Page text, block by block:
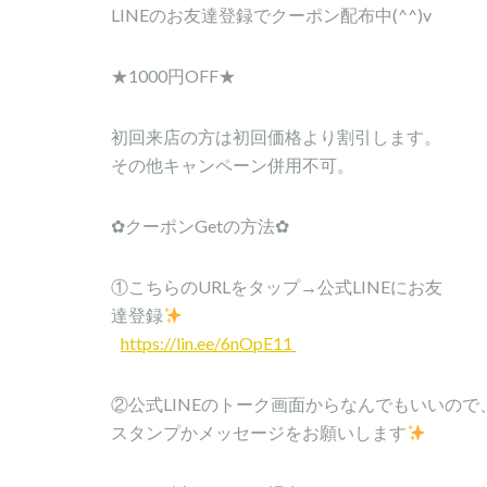
LINEのお友達登録でクーポン配布中(^^)v
★1000円OFF★
初回来店の方は初回価格より割引します。
その他キャンペーン併用不可。
✿クーポンGetの方法✿
①こちらのURLをタップ→公式LINEにお友
達登録
https://lin.ee/6nOpE11
②公式LINEのトーク画面からなんでもいいので
スタンプかメッセージをお願いします